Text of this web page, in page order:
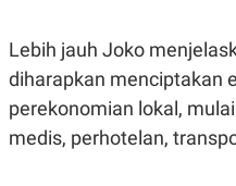
JARINGAN
KP
Lebih jauh Joko
diharapkan menciptakan
perekonomian lokal,
medis, perhotelan,